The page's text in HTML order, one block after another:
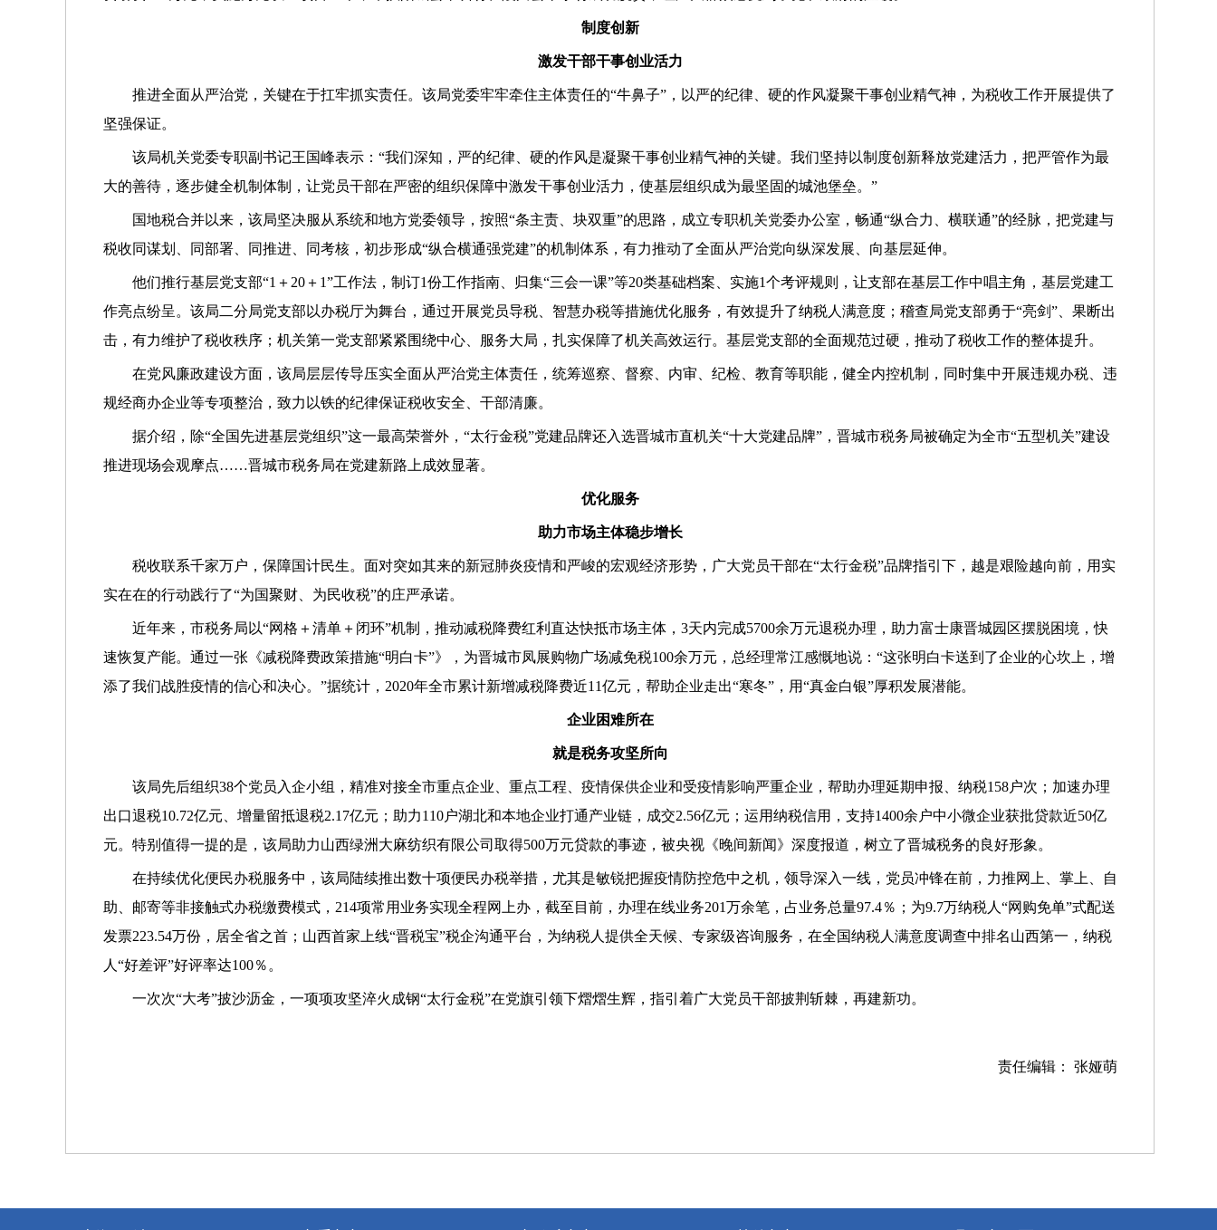
制度创新
激发干部干事创业活力
推进全面从严治党，关键在于扛牢抓实责任。该局党委牢牢牵住主体责任的“牛鼻子”，以严的纪律、硬的作风凝聚干事创业精气神，为税收工作开展提供了
坚强保证。
该局机关党委专职副书记王国峰表示：“我们深知，严的纪律、硬的作风是凝聚干事创业精气神的关键。我们坚持以制度创新释放党建活力，把严管作为最
大的善待，逐步健全机制体制，让党员干部在严密的组织保障中激发干事创业活力，使基层组织成为最坚固的城池堡垒。”
国地税合并以来，该局坚决服从系统和地方党委领导，按照“条主责、块双重”的思路，成立专职机关党委办公室，畅通“纵合力、横联通”的经脉，把党建与
税收同谋划、同部署、同推进、同考核，初步形成“纵合横通强党建”的机制体系，有力推动了全面从严治党向纵深发展、向基层延伸。
他们推行基层党支部“1＋20＋1”工作法，制订1份工作指南、归集“三会一课”等20类基础档案、实施1个考评规则，让支部在基层工作中唱主角，基层党建工
作亮点纷呈。该局二分局党支部以办税厅为舞台，通过开展党员导税、智慧办税等措施优化服务，有效提升了纳税人满意度；稽查局党支部勇于“亮剑”、果断出
击，有力维护了税收秩序；机关第一党支部紧紧围绕中心、服务大局，扎实保障了机关高效运行。基层党支部的全面规范过硬，推动了税收工作的整体提升。
在党风廉政建设方面，该局层层传导压实全面从严治党主体责任，统筹巡察、督察、内审、纪检、教育等职能，健全内控机制，同时集中开展违规办税、违
规经商办企业等专项整治，致力以铁的纪律保证税收安全、干部清廉。
据介绍，除“全国先进基层党组织”这一最高荣誉外，“太行金税”党建品牌还入选晋城市直机关“十大党建品牌”，晋城市税务局被确定为全市“五型机关”建设
推进现场会观摩点……晋城市税务局在党建新路上成效显著。
优化服务
助力市场主体稳步增长
税收联系千家万户，保障国计民生。面对突如其来的新冠肺炎疫情和严峻的宏观经济形势，广大党员干部在“太行金税”品牌指引下，越是艰险越向前，用实
实在在的行动践行了“为国聚财、为民收税”的庄严承诺。
近年来，市税务局以“网格＋清单＋闭环”机制，推动减税降费红利直达快抵市场主体，3天内完成5700余万元退税办理，助力富士康晋城园区摆脱困境，快
速恢复产能。通过一张《减税降费政策措施“明白卡”》，为晋城市凤展购物广场减免税100余万元，总经理常江感慨地说：“这张明白卡送到了企业的心坎上，增
添了我们战胜疫情的信心和决心。”据统计，2020年全市累计新增减税降费近11亿元，帮助企业走出“寒冬”，用“真金白银”厚积发展潜能。
企业困难所在
就是税务攻坚所向
该局先后组织38个党员入企小组，精准对接全市重点企业、重点工程、疫情保供企业和受疫情影响严重企业，帮助办理延期申报、纳税158户次；加速办理
出口退税10.72亿元、增量留抵退税2.17亿元；助力110户湖北和本地企业打通产业链，成交2.56亿元；运用纳税信用，支持1400余户中小微企业获批贷款近50亿
元。特别值得一提的是，该局助力山西绿洲大麻纺织有限公司取得500万元贷款的事迹，被央视《晚间新闻》深度报道，树立了晋城税务的良好形象。
在持续优化便民办税服务中，该局陆续推出数十项便民办税举措，尤其是敏锐把握疫情防控危中之机，领导深入一线，党员冲锋在前，力推网上、掌上、自
助、邮寄等非接触式办税缴费模式，214项常用业务实现全程网上办，截至目前，办理在线业务201万余笔，占业务总量97.4％；为9.7万纳税人“网购免单”式配送
发票223.54万份，居全省之首；山西首家上线“晋税宝”税企沟通平台，为纳税人提供全天候、专家级咨询服务，在全国纳税人满意度调查中排名山西第一，纳税
人“好差评”好评率达100％。
一次次“大考”披沙沥金，一项项攻坚淬火成钢“太行金税”在党旗引领下熠熠生辉，指引着广大党员干部披荆斩棘，再建新功。
责任编辑： 张娅萌